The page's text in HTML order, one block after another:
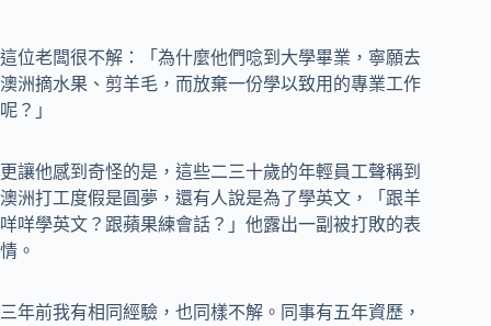
這位老闆很不解：「為什麼他們唸到大學畢業，寧願去
澳洲摘水果、剪羊毛，而放棄一份學以致用的專業工作
呢？」
更讓他感到奇怪的是，這些二三十歲的年輕員工聲稱到
澳洲打工度假是圓夢，還有人說是為了學英文，「跟羊
咩咩學英文？跟蘋果練會話？」他露出一副被打敗的表
情。
三年前我有相同經驗，也同樣不解。同事有五年資歷，